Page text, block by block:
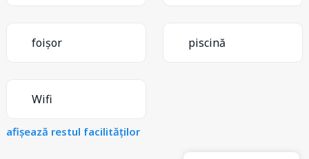
foișor piscină
Wifi
afișează restul facilităților